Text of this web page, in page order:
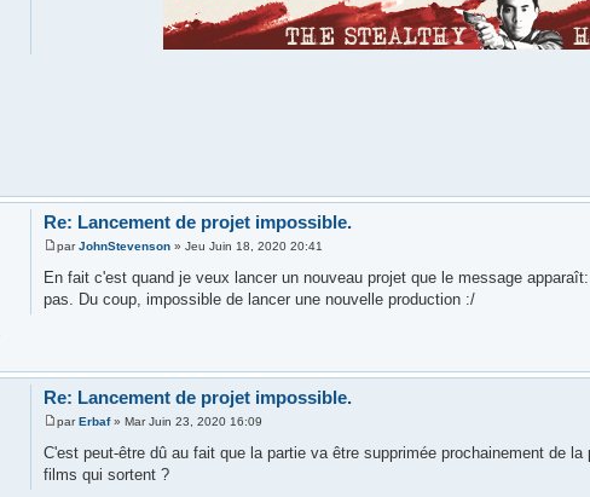
Re: Lancement de projet impossible.
parJohnStevenson» Jeu Juin 18, 2020 20:41
En fait c'est quand je veux lancer un nouveau projet que le message
pas. Du coup, impossible de lancer une nouvelle production :/
Re: Lancement de projet impossible.
parErbaf» Mar Juin 23, 2020 16:09
C'est peut-être dû au fait que la partie va être supprimée prochainement de
films qui sortent ?